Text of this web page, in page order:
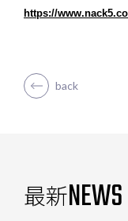
https://
back
最新NEWS